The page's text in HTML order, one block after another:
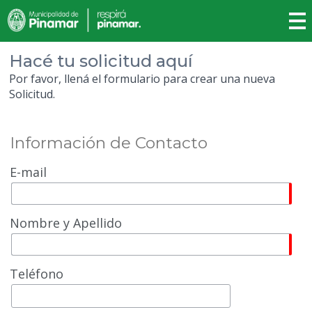
Hacé tu solicitud aquí
Por favor, llená el formulario para crear una nueva
Solicitud.
Información de Contacto
E-mail
Nombre y Apellido
Teléfono